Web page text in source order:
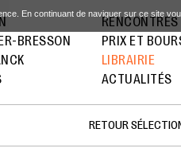
BRESSON
RENCONTRES
PRIX ET
LIBRAIRIE
ACTUALITÉS
RETOUR
En continuant de naviguer sur ce site